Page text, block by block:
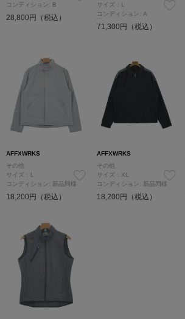
コンディション: B
28,800円（税込）
サイズ：L
コンディション: A
71,300円（税込）
AFFXWRKS
その他
サイズ：L
コンディション: 新品同様
18,200円（税込）
AFFXWRKS
その他
サイズ：XL
コンディション: 新品同様
18,200円（税込）